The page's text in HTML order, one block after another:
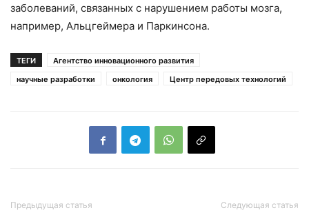
заболеваний, связанных с нарушением работы мозга,
например, Альцгеймера и Паркинсона.
ТЕГИ
Агентство инновационного развития
научные разработки
онкология Центр передовых технологий
Предыдущая статья Следующая статья